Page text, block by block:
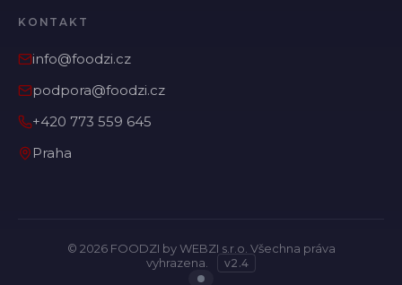
KONTAKT
info@foodzi.cz
podpora@foodzi.cz
+420 773 559 645
Praha
© 2026FOODZI by WEBZI s.r.o. Všechna práva
vyhrazena.
v2.4